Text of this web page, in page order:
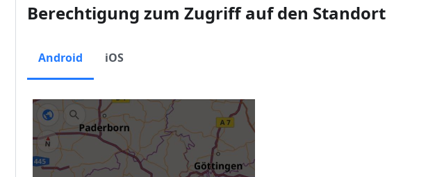
Berechtigung zum Zugriff auf den Standort
Android iOS